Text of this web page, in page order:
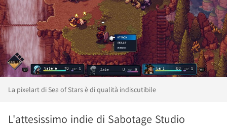
La pixelart di Sea of Stars è di qualità indiscutibile
L'attesissimo indie di Sabotage Studio